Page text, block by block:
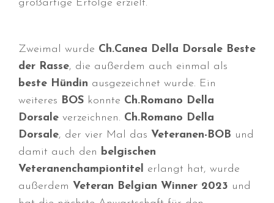
Durchmarsch und Urlaubsgefühle
in Hallbergmoos (D)!
Voller Erfolg in Arnhem (NL)!
Zino Della Dorsale sucht ein
neues Zuhause!
Voller Erfolg in Gerpinnes (B)!!
BIG 2 Platz 3 in Dortmund!
großartige Erfolge erzielt.
Zweimal wurde Ch.Canea Della Dorsale Beste
der Rasse, die außerdem auch einmal als
beste Hündin ausgezeichnet wurde. Ein
weiteres BOS konnte Ch.Romano Della
Dorsale verzeichnen. Ch.Romano Della
Dorsale, der vier Mal das Veteranen-BOB und
damit auch den belgischen
Veteranenchampiontitel erlangt hat, wurde
außerdem Veteran Belgian Winner 2023 und